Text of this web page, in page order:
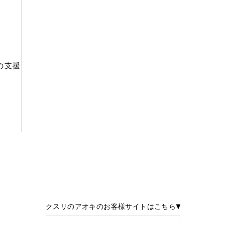
支援
クスリのアオキのお客様サイトはこちら